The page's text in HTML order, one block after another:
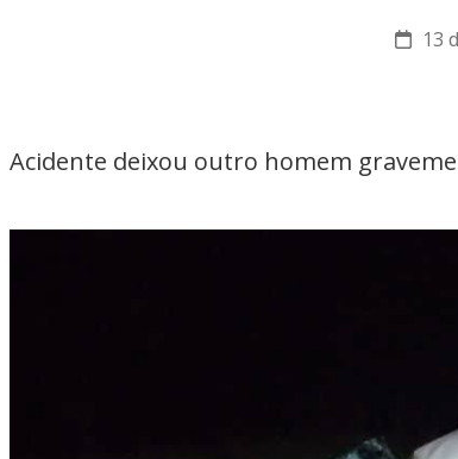
13
Acidente deixou outro homem